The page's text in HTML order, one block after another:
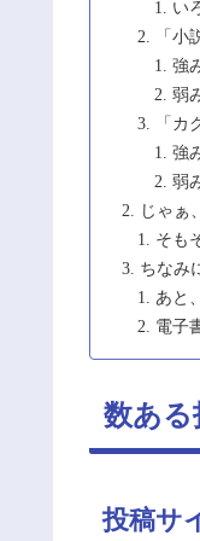
い
「小
強
弱
「カ
強
弱
じゃ
そも
ちなみ
あと
電子
数あ
投稿サ